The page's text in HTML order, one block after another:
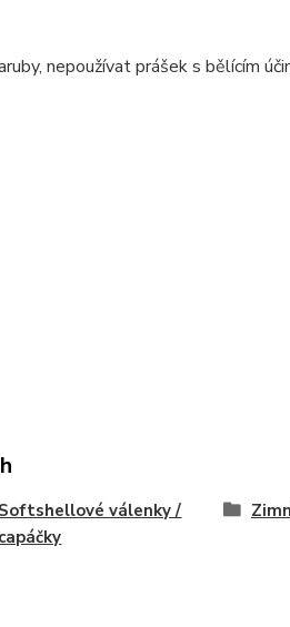
nepoužívat prášek s bělícím
Softshellové válenky /
capáčky